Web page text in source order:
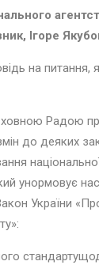
Ігоре
на питання,
Радою
до деяких
унормовує
України